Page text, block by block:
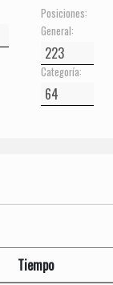
Posiciones:
General:
Categoría:
Tiempo